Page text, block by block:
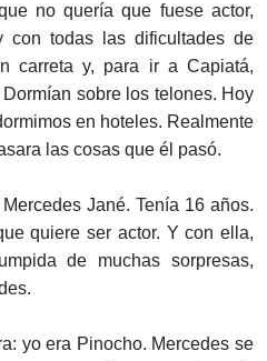
no quería que fuese actor,
todas las dificultades de
carreta y, para ir a Capiatá,
sobre los telones. Hoy
en hoteles. Realmente
las cosas que él pasó.
Jané. Tenía 16 años.
quiere ser actor. Y con ella,
de muchas sorpresas,
yo era Pinocho. Mercedes se